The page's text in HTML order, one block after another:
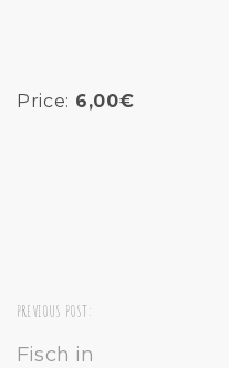
Price: 6,00€
PREVIOUS POST:
Fisch in